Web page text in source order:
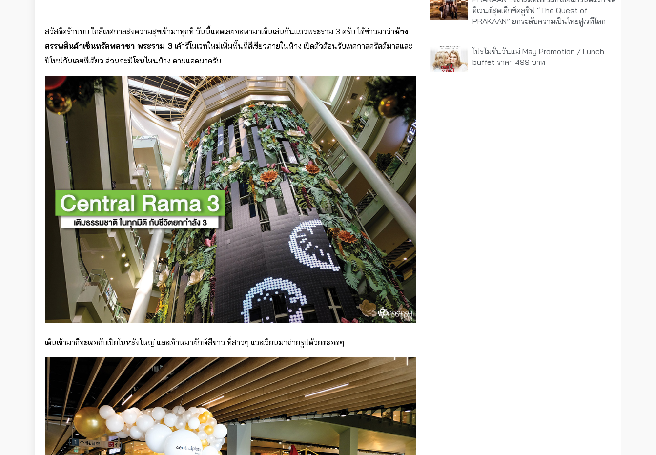
สวัสดีคร้าบบบ ใกล้เทศกาลส่งความสุขเข้ามาทุกที วันนี้แอดเลยจะพามาเดินเล่นกันแถวพระราม 3 ครับ ได้ข่าวมาว่าห้าง
สรรพสินค้าเซ็นทรัลพลาซา พระราม 3 เค้ารีโนเวทใหม่เพิ่มพื้นที่สีเขียวภายในห้าง เปิดตัวต้อนรับเทศกาลคริสต์มาสและ
ปีใหม่กันเลยทีเดียว ส่วนจะมีโซนไหนบ้าง ตามแอดมาครับ
เดินเข้ามาก็จะเจอกับเปียโนหลังใหญ่ และเจ้าหมายักษ์สีขาว ที่สาวๆ แวะเวียนมาถ่ายรูปด้วยตลอดๆ
อีเวนต์สุดเอ็กซ์คลูซีฟ “The Quest of
PRAKAAN” ยกระดับความเป็นไทยสู่เวทีโลก
โปรโมชั่นวันแม่ May Promotion / Lunch
buffet ราคา 499 บาท